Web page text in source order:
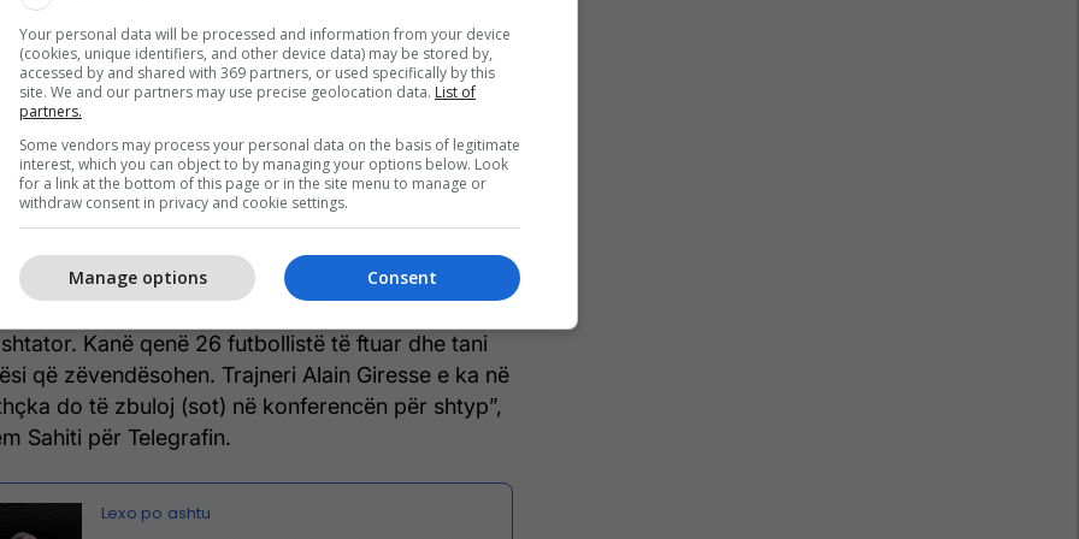
lamë pas nuk ka qenë aspak pozitive për tre
pasi Mërgim Vojvoda, Leart Paqarada dhe
pësuar lëndime dhe nuk do t’i bashkohen
Vojvoda dhe Shkëlqim Vladi kanë pësuar
të jenë në gjendje të grumbullohen për dy
Kanë qenë 26 futbollistë të ftuar dhe tani
që zëvendësohen. Trajneri Alain Giresse e ka në
do të zbuloj (sot) në konferencën për shtyp”,
Sahiti për Telegrafin.
Your personal data will be processed and information from your device
(cookies, unique identifiers, and other device data) may be stored by,
accessed by and shared with 369 partners, or used specifically by this
site. We and our partners may use precise geolocation data. List of
partners.
Some vendors may process your personal data on the basis of legitimate
interest, which you can object to by managing your options below. Look
for a link at the bottom of this page or in the site menu to manage or
withdraw consent in privacy and cookie settings.
Consent
Manage options